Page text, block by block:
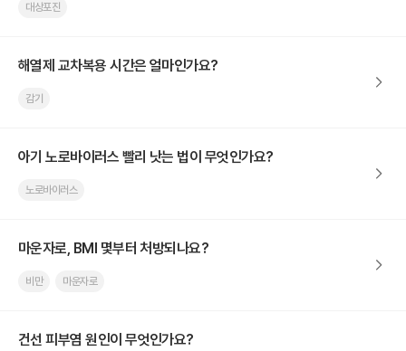
대상포진
해열제 교차복용 시간은 얼마인가요?
감기
아기 노로바이러스 빨리 낫는 법이 무엇인가요?
노로바이러스
마운자로, BMI 몇부터 처방되나요?
비만 마운자로
건선 피부염 원인이 무엇인가요?